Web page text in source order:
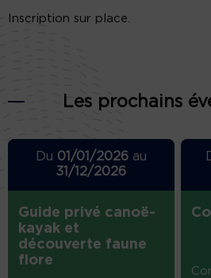
Inscription sur place.
Les prochains
Du 01/01/2026au
31/12/2026
Guide privé canoë-
kayak et
découverte faune
flore